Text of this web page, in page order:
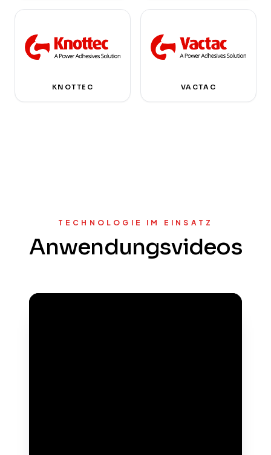
KNOTTEC VACTAC
TECHNOLOGIE IM EINSATZ
Anwendungsvideos